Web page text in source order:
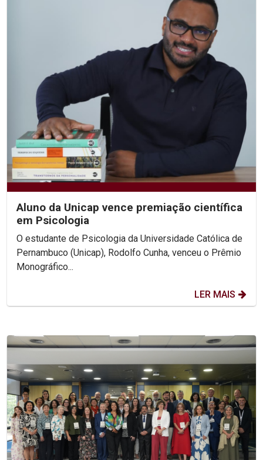
Aluno da Unicap vence premiação científica
em Psicologia
O estudante de Psicologia da Universidade Católica de
Pernambuco (Unicap), Rodolfo Cunha, venceu o Prêmio
Monográfico...
LER MAIS